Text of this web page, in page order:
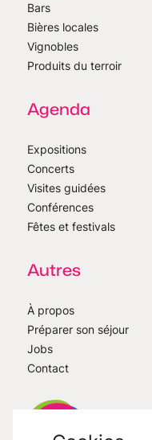
Bars
Bières locales
Vignobles
Produits du terroir
Agenda
Expositions
Concerts
Visites guidées
Conférences
Fêtes et festivals
Autres
À propos
Préparer son séjour
Jobs
Contact